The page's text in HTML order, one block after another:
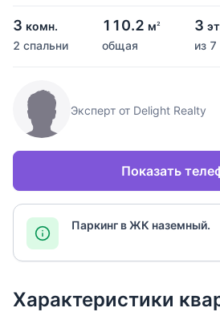
3 комн.
2 спальни
110.2 м2
общая
3
из 7
Эксперт от Delight Realty
Показать
Паркинг в ЖК наземный.
Характеристики